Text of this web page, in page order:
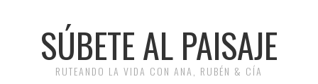
SÚBETE AL PAISAJE
RUTEANDO LA VIDA CON ANA, RUBÉN & CÍA